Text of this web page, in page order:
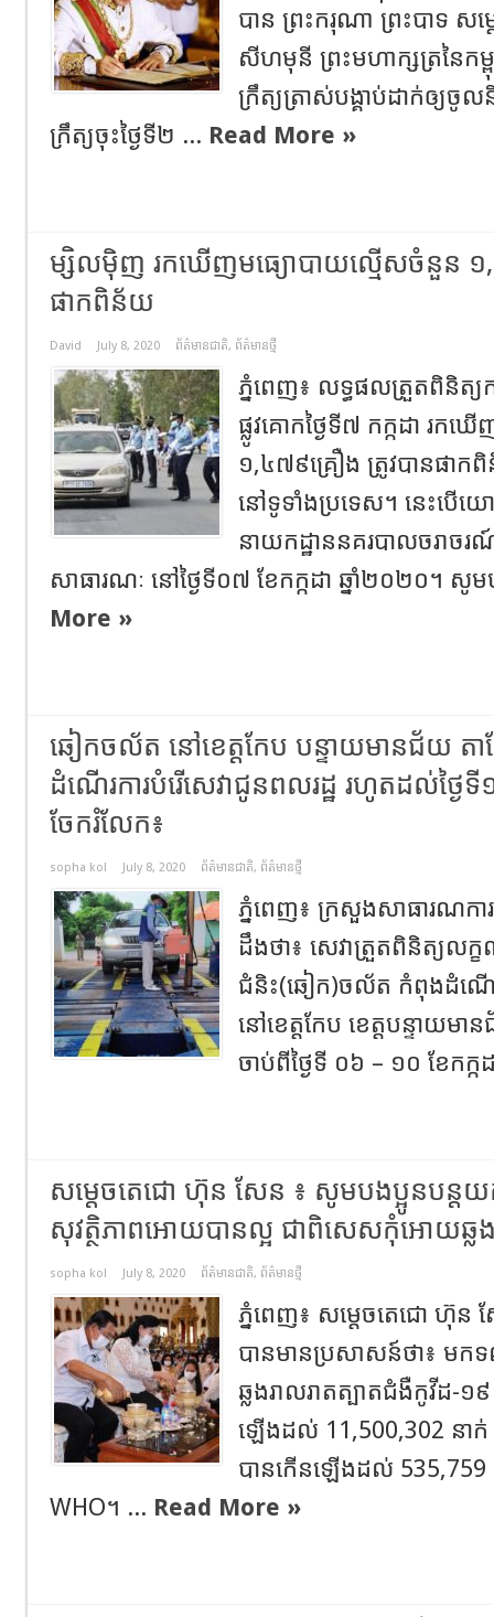
បាន ព្រះករុណា ព្រះបាទ សម្
សីហមុនី ព្រះមហាក្សត្រនៃកម្
ក្រឹត្យត្រាស់បង្គាប់ដាក់ឲ្យចូល
ក្រឹត្យចុះថ្ងៃទី២ ... Read More »
ម្សិលមុិញ រក​ឃើញ​មធ្យោបាយ​ល្មើស​ចំនួន​ ១,
ផាកពិន័យ​
David July 8, 2020 ព័ត៌មានជាតិ, ព័ត៌មានថ្មី
ភ្នំពេញ៖ លទ្ធផល​ត្រួតពិនិត្យ​ក
ផ្លូវគោក​ថ្ងៃ​ទី​៧ កក្កដា​ រក​
១,៤៧៩​គ្រឿង​ ត្រូវ​បាន​ផា
នៅ​ទូ​ទាំង​ប្រទេស​។ នេះបើ
នាយកដ្ឋាន​នគរបាល​ចរាច
សាធារណៈ​ នៅ​ថ្ងៃ​ទី​០៧​ ខែកក្កដា​ ឆ្នាំ​២០២០​។ សូ
More »
ឆៀកចល័ត នៅខេត្តកែប បន្ទាយមានជ័យ ត
ដំណើរការបំរើសេវាជូនពលរដ្ឋ រហូតដល់ថ្ងៃទី
ចែករំលែក៖
sopha kol July 8, 2020 ព័ត៌មានជាតិ, ព័ត៌មានថ្មី
ភ្នំពេញ៖ ក្រសួងសាធារណកា
ដឹងថា៖ សេវាត្រួតពិនិត្យលក្
ជំនិះ(ឆៀក)ចល័ត កំពុងដំណើរ
នៅខេត្តកែប ខេត្តបន្ទាយមា
ចាប់ពីថ្ងៃទី ០៦ – ១០ ខែកក្ក
សម្តេចតេជោ ហ៊ុន សែន ៖ សូមបងប្អូនបន្តយក
សុវត្ថិភាពអោយបានល្អ ជាពិសេសកុំអោយឆ្ល
sopha kol July 8, 2020 ព័ត៌មានជាតិ, ព័ត៌មានថ្មី
ភ្នំពេញ៖ សម្តេចតេជោ ហ៊ុន ស
បានមានប្រសាសន៍ថា៖ មកទល់
ឆ្លងរាលរាតត្បាតជំងឺកូវីដ-
ឡើងដល់ 11,500,302 នាក់
បានកើនឡើងដល់ 535,759
WHO។ ... Read More »